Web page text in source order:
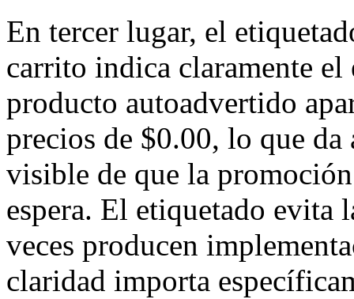
En tercer lugar, el
carrito indica claramente
producto autoadvertido
precios de $0.00, lo que
visible de que la
espera. El etiquetado evita
veces producen
claridad importa